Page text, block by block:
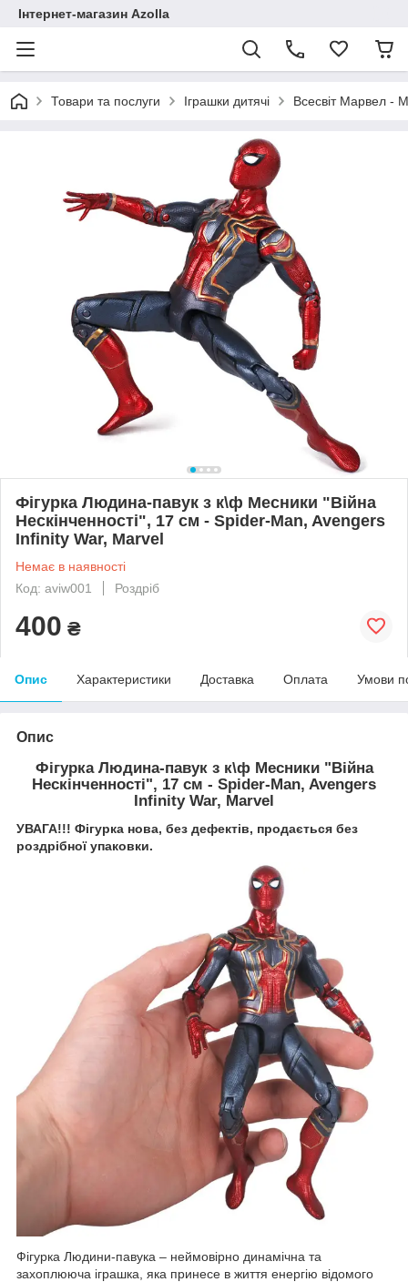
Інтернет-магазин Azolla
Товари та послуги Іграшки дитячі Всесвіт Марвел -
Фігурка Людина-павук з к\ф Месники "Війна
Нескінченності", 17 см - Spider-Man, Avengers
Infinity War, Marvel
Немає в наявності
Код: aviw001
Роздріб
400 ₴
Опис Характеристики Доставка Оплата Умови
Опис
Фігурка Людина-павук з к\ф Месники "Війна
Нескінченності", 17 см - Spider-Man, Avengers
Infinity War, Marvel
УВАГА!!! Фігурка нова, без дефектів, продається без
роздрібної упаковки.
Фігурка Людини-павука – неймовірно динамічна та
захоплююча іграшка, яка принесе в життя енергію відомого